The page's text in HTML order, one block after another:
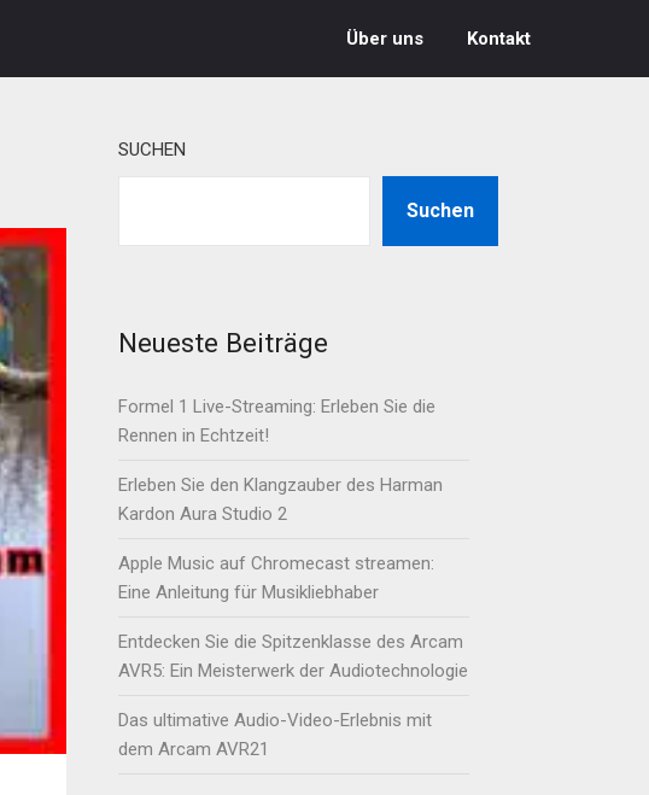
Über uns Kontakt
SUCHEN
Suchen
Neueste Beiträge
Formel 1 Live-Streaming: Erleben Sie die
Rennen in Echtzeit!
Erleben Sie den Klangzauber des Harman
Kardon Aura Studio 2
Apple Music auf Chromecast streamen:
Eine Anleitung für Musikliebhaber
Entdecken Sie die Spitzenklasse des Arcam
AVR5: Ein Meisterwerk der Audiotechnologie
Das ultimative Audio-Video-Erlebnis mit
dem Arcam AVR21